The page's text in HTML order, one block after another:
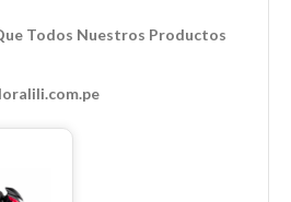
Todos Nuestros Productos